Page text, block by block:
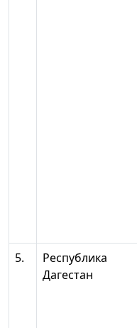
5.
Республика
Дагестан